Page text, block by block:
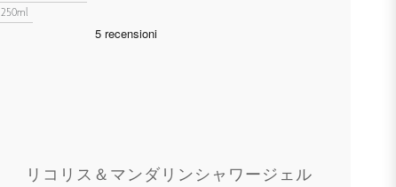
250ml
リコリス＆マンダリンシャワージェル